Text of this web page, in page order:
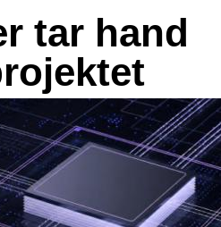
tar hand